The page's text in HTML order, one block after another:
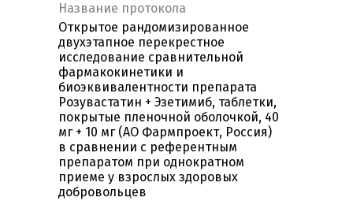
Название протокола
Открытое рандомизированное
двухэтапное перекрестное
исследование сравнительной
фармакокинетики и
биоэквивалентности препарата
Розувастатин + Эзетимиб, таблетки,
покрытые пленочной оболочкой, 40
мг + 10 мг (АО Фармпроект, Россия)
в сравнении с референтным
препаратом при однократном
приеме у взрослых здоровых
добровольцев